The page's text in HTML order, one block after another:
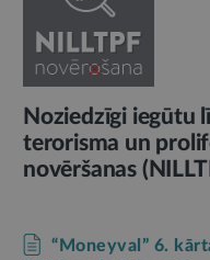
Noziedzīgi iegūtu
terorisma un
novēršanas
“Moneyval” 6.